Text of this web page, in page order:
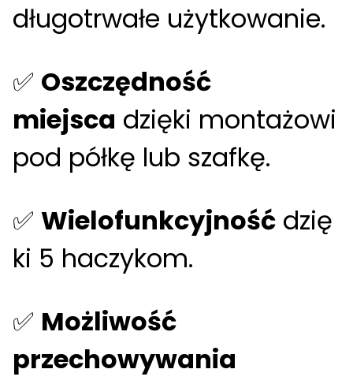
długotrwałe użytkowanie.
✅ Oszczędność
miejsca dzięki montażowi
pod półkę lub szafkę.
✅ Wielofunkcyjność dzię
ki 5 haczykom.
✅ Możliwość
przechowywania